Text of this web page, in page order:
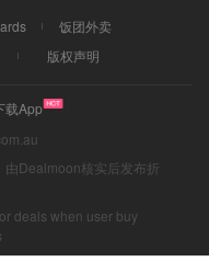
饭团外卖
版权声明
载App
由Dealmoon核实后发布折
deals when user buy